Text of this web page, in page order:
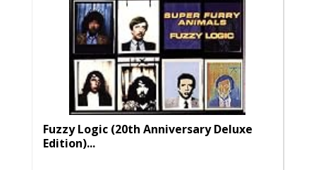
Fuzzy Logic (20th Anniversary Deluxe
Edition)...